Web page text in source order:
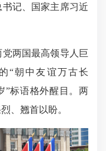
记、国家主席习近
两国最高领导人巨
“朝中友谊万古长
”标语格外醒目。两
、翘首以盼。